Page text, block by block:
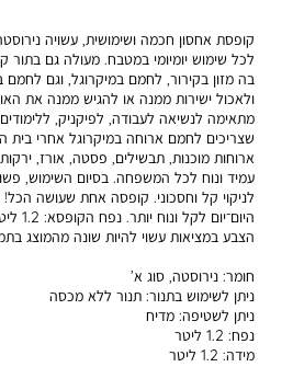
קופסת אחסון חכמה ושימושית, עשויה
לכל שימוש יומיומי במטבח. מעולה גם
בה מזון בקירור, לחמם במיקרוגל, וגם
ולאכול ישירות ממנה או להגיש ממנה את
מתאימה לנשיאה לעבודה, לפיקניק,
שצריכים לחמם ארוחה במיקרוגל אחרי בית
ארוחות מוכנות, תבשילים, פסטה, אורז,
עמיד ונוח לכל המשפחה. בסיום השימוש,
לניקוי קל וחסכוני. קופסה אחת שעושה
הצבע במציאות עשוי להיות שונה מהמוצג
חומר: נירוסטה, סוג א’
ניתן לשימוש בתנור: תנור ללא מכסה
ניתן לשטיפה: מדיח
נפח: 1.2 ליטר
מידה: 1.2 ליטר